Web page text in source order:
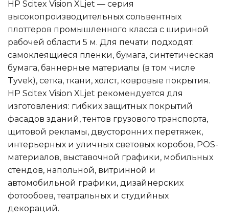
HP Scitex Vision XLjet — серия
высокопроизводительных сольвентных
плоттеров промышленного класса с шириной
рабочей области 5 м. Для печати подходят:
самоклеящиеся пленки, бумага, синтетическая
бумага, баннерные материалы (в том числе
Tyvek), сетка, ткани, холст, ковровые покрытия.
HP Scitex Vision XLjet рекомендуется для
изготовления: гибких защитных покрытий
фасадов зданий, тентов грузового транспорта,
щитовой рекламы, двусторонних перетяжек,
интерьерных и уличных световых коробов, POS-
материалов, выставочной графики, мобильных
стендов, напольной, витринной и
автомобильной графики, дизайнерских
фотообоев, театральных и студийных
декораций.